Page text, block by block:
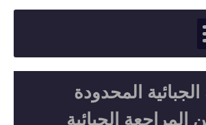
المحدودة
المراجعة الجبائية